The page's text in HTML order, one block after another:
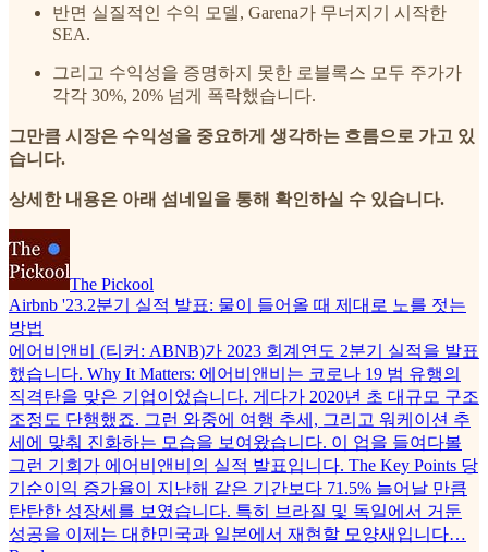
반면 실질적인 수익 모델, Garena가 무너지기 시작한
SEA.
그리고 수익성을 증명하지 못한 로블록스 모두 주가가
각각 30%, 20% 넘게 폭락했습니다.
그만큼 시장은 수익성을 중요하게 생각하는 흐름으로 가고 있
습니다.
상세한 내용은 아래 섬네일을 통해 확인하실 수 있습니다.
The Pickool
Airbnb '23.2분기 실적 발표: 물이 들어올 때 제대로 노를 젓는
방법
에어비앤비 (티커: ABNB)가 2023 회계연도 2분기 실적을 발표
했습니다. Why It Matters: 에어비앤비는 코로나 19 범 유행의
직격탄을 맞은 기업이었습니다. 게다가 2020년 초 대규모 구조
조정도 단행했죠. 그런 와중에 여행 추세, 그리고 워케이션 추
세에 맞춰 진화하는 모습을 보여왔습니다. 이 업을 들여다볼
그런 기회가 에어비앤비의 실적 발표입니다. The Key Points 당
기순이익 증가율이 지난해 같은 기간보다 71.5% 늘어날 만큼
탄탄한 성장세를 보였습니다. 특히 브라질 및 독일에서 거둔
성공을 이제는 대한민국과 일본에서 재현할 모양새입니다…